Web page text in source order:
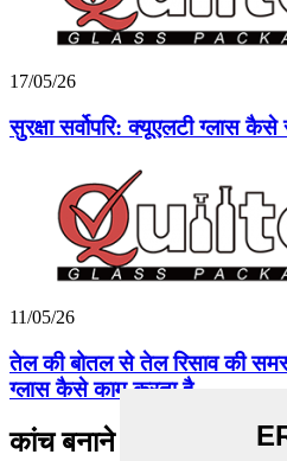
17/05/26
सुरक्षा सर्वोपरि: क्यूएलटी ग्लास
11/05/26
तेल की बोतल से तेल रिसाव की
ग्लास कैसे काम करता है...
कांच बनाने वाला